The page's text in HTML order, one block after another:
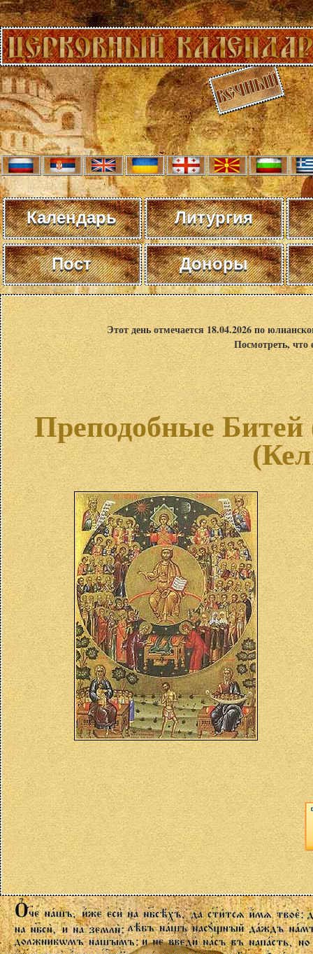
Календарь Литургия
Пост Доноры
Этот день отмечается 18.04.2026 по
Посмотреть,
Преподобные Битей